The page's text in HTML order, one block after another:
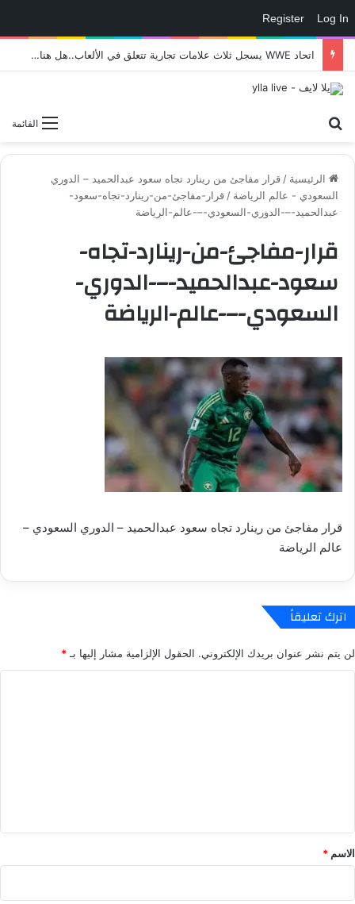
Log In
Register
اتحاد WWE يسجل ثلاث علامات تجارية تتعلق في الألعاب..هل هناك إعلان قريب! – العاب – يلا لايف – يلا لايف
القائمة
الرئيسية / قرار مفاجئ من رينارد تجاه سعود عبدالحميد – الدوري
السعودي - عالم الرياضة / قرار-مفاجئ-من-رينارد-تجاه-سعود-
عبدالحميد-–-الدوري-السعودي-–-عالم-الرياضة
قرار-مفاجئ-من-رينارد-تجاه-
سعود-عبدالحميد-–-الدوري-
السعودي-–-عالم-الرياضة
قرار مفاجئ من رينارد تجاه سعود عبدالحميد – الدوري السعودي –
عالم الرياضة
اترك تعليقاً
لن يتم نشر عنوان بريدك الإلكتروني. الحقول الإلزامية مشار إليها بـ *
*
الاسم *